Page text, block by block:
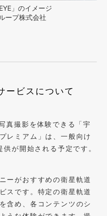
」のイメージ
ープ株式会社
ービスについて
真撮影を体験できる「宇
レミアム」は、一般向け
が開始される予定です。
ーがおすすめの衛星軌道
スです。特定の衛星軌道
含め、各コンテンツのシ